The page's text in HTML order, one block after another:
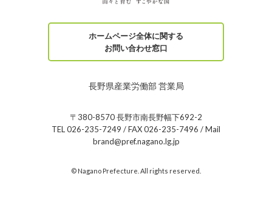
ホームページ全体に関する
お問い合わせ窓口
長野県産業労働部 営業局
〒380-8570 長野市南長野幅下692-2
TEL 026-235-7249 / FAX 026-235-7496 / Mail
brand@pref.nagano.lg.jp
© Nagano Prefecture. All rights reserved.